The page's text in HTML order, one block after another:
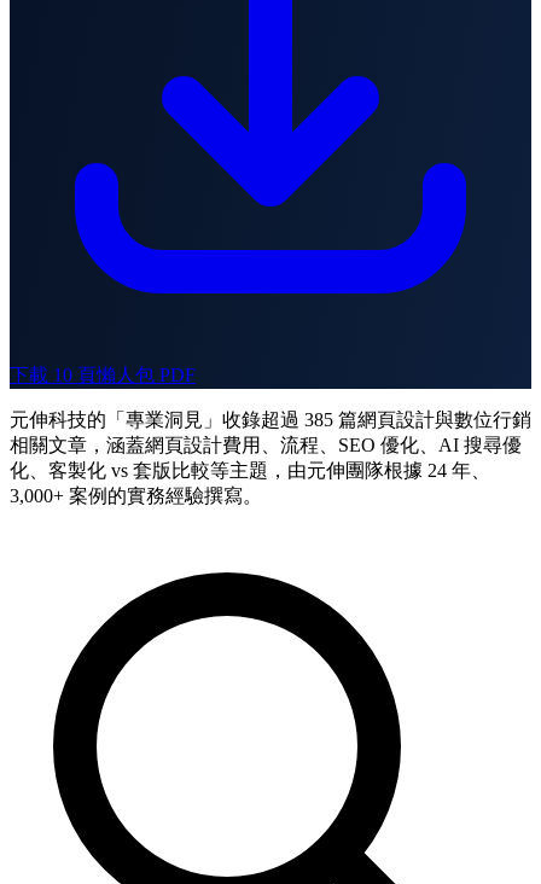
下載 10 頁懶人包 PDF
元伸科技的「專業洞見」收錄超過 385 篇網頁設計與數位行銷
相關文章，涵蓋網頁設計費用、流程、SEO 優化、AI 搜尋優
化、客製化 vs 套版比較等主題，由元伸團隊根據 24 年、
3,000+ 案例的實務經驗撰寫。